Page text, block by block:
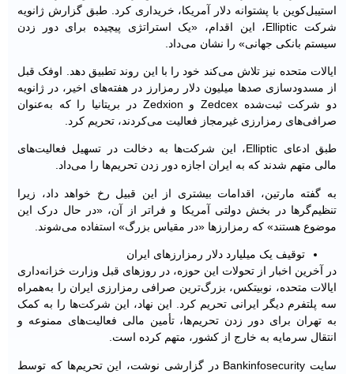
استیبل‌کوین با پشتوانه دلار آمریکا، خریداری کرد. طبق گزارش ژانویه
شرکت Elliptic، این اقدام، «یک استراتژی پیچیده برای دور زدن
سیستم بانکی جهانی» را نشان می‌داد.
ایالات متحده نیز تلاش می‌کند خود را با این روند تطبیق دهد. اوفک قبل
از مسدودسازی صدها میلیون دلار رمزارز در هفته‌های اخیر، در ژانویه
دو شرکت ثبت‌شده Zedcex و Zedxion در بریتانیا را که به‌عنوان
صرافی‌های رمزارزی غیرمجاز فعالیت می‌کردند، تحریم کرد.
طبق ادعای Elliptic، این شرکت‌ها به دخالت در تسهیل فعالیت‌های
مالی متهم شدند که به ایران اجازه دور زدن تحریم‌ها را می‌داد.
به گفته مارتین، اقدامات بیشتری از این قبیل رخ خواهد داد، زیرا
تنظیم‌‌گرها در بخش دولتی آمریکا و فراتر از آن، «در حال درک این
موضوع هستند» که رمزارزها «در مقیاس بزرگ» استفاده می‌شوند.
توقیف یک میلیارد دلار رمزارزهای ایران
در آخرین اخبار از تحولات این حوزه، در روزهای قبل وزارت خزانه‌داری
ایالات متحده، نوبیتکس، بزرگ‌ترین صرافی رمزارزی ایران را به‌همراه
سه پلتفرم دیگر ایرانی تحریم کرد. این نهاد، این شرکت‌ها را به کمک
به تهران برای دور زدن تحریم‌ها، تأمین مالی فعالیت‌های ممنوعه و
انتقال سرمایه به خارج از کشور، متهم کرده است.
سایت Bankinfosecurity در گزارشی نوشت، این تحریم‌ها که توسط